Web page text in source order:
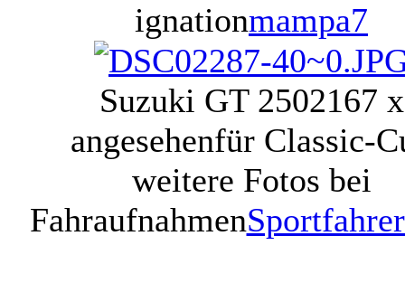
ignationmampa7
Suzuki GT 2502167 x
angesehenfür Classic-
weitere Fotos bei
Fahraufnahmen